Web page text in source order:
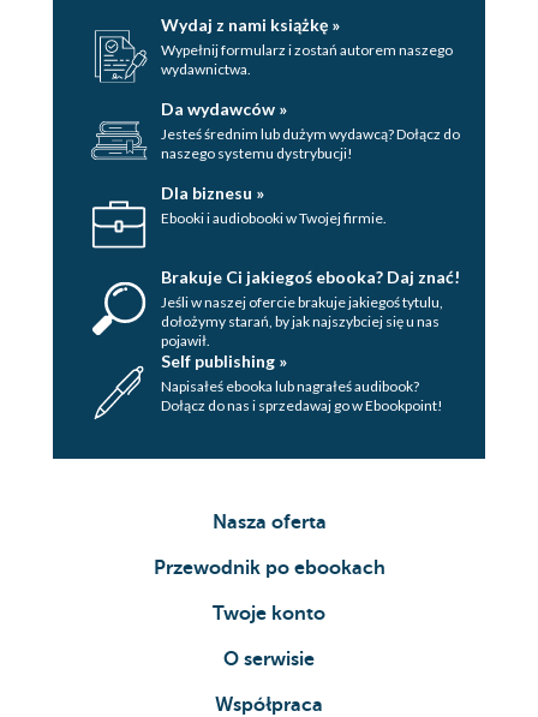
Rozdział 42
Rozdział 44
Rozdział 46
Rozdział 48
Rozdział 49
Rozdział 50
Wydaj z nami książkę »
Wypełnij formularz i zostań autorem naszego
wydawnictwa.
Da wydawców »
Jesteś średnim lub dużym wydawcą? Dołącz do
naszego systemu dystrybucji!
Dla biznesu »
Ebooki i audiobooki w Twojej firmie.
Brakuje Ci jakiegoś ebooka? Daj znać!
Jeśli w naszej ofercie brakuje jakiegoś tytulu,
dołożymy starań, by jak najszybciej się u nas
pojawił.
Self publishing »
Napisałeś ebooka lub nagrałeś audibook?
Dołącz do nas i sprzedawaj go w Ebookpoint!
Nasza oferta
Przewodnik po ebookach
Twoje konto
O serwisie
Współpraca